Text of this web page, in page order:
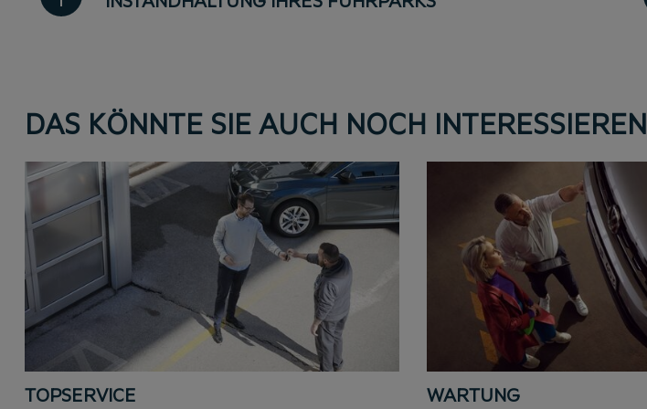
DAS KÖNNTE SIE AUCH NOCH INTERESSIEREN
TOPSERVICE WARTUNG